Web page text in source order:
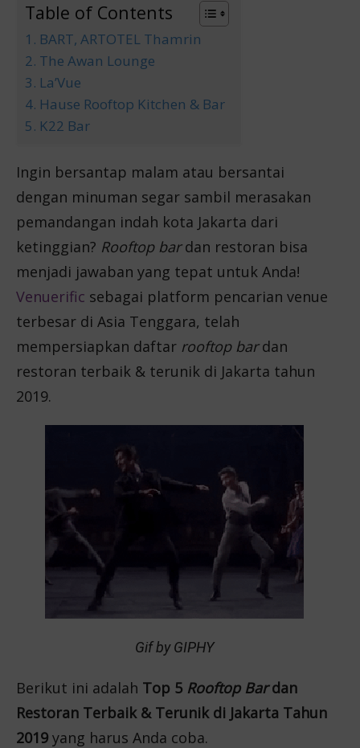
Table of Contents
1. BART, ARTOTEL Thamrin
2. The Awan Lounge
3. La’Vue
4. Hause Rooftop Kitchen & Bar
5. K22 Bar
Ingin bersantap malam atau bersantai
dengan minuman segar sambil merasakan
pemandangan indah kota Jakarta dari
ketinggian? Rooftop bardan restoran bisa
menjadi jawaban yang tepat untuk Anda!
Venuerific sebagai platform pencarian venue
terbesar di Asia Tenggara, telah
mempersiapkan daftar rooftop bardan
restoran terbaik & terunik di Jakarta tahun
2019.
Gif by GIPHY
Berikut ini adalah Top 5 Rooftop Bardan
Restoran Terbaik & Terunik di Jakarta Tahun
2019 yang harus Anda coba.